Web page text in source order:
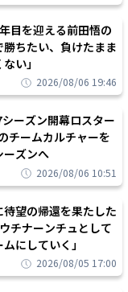
目を迎える前田悟の
ちたい、負けたまま
い」
2026/08/06 19:46
ーズン開幕ロスター
チームカルチャーを
ーズンへ
2026/08/06 10:51
望の帰還を果たした
チナーンチュとして
にしていく」
2026/08/05 17:00